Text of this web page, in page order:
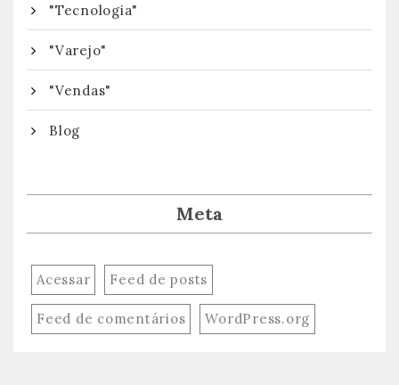
"Tecnologia"
"Varejo"
"Vendas"
Blog
Meta
Acessar Feed de posts
Feed de comentários WordPress.org